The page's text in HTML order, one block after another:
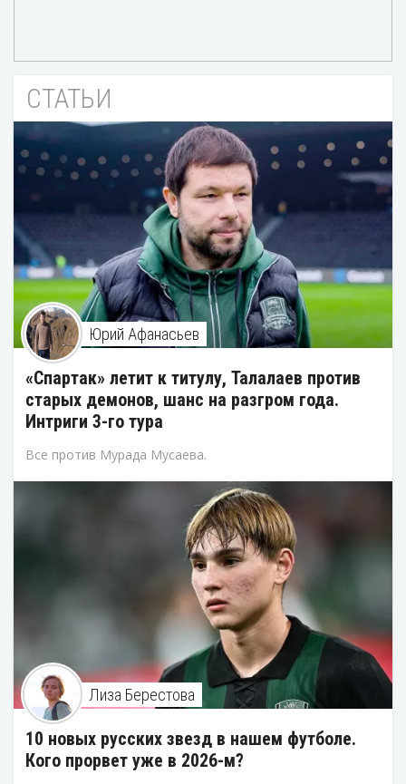
СТАТЬИ
Юрий Афанасьев
«Спартак» летит к титулу, Талалаев против
старых демонов, шанс на разгром года.
Интриги 3-го тура
Все против Мурада Мусаева.
Лиза Берестова
10 новых русских звезд в нашем футболе.
Кого прорвет уже в 2026-м?